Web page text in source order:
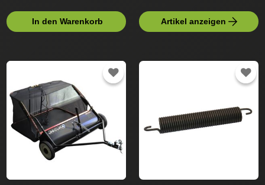
In den Warenkorb Artikel anzeigen